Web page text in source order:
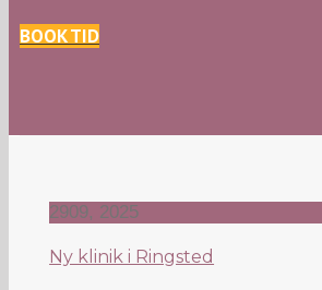
BOOK TID
2909, 2025
Ny klinik i Ringsted